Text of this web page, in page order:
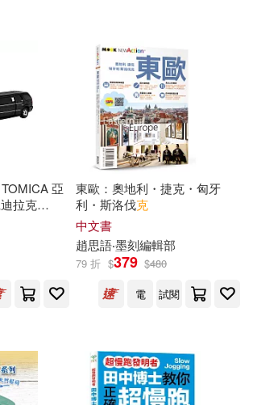
語教學大綱研訂組 等(1
李盟(13)
考古研究院(13)
蔣育荏(13)
出版社(76)
出版社(76)
社(76)
社(75)
亞
拉克
汽車 休
美小汽車
東歐：奧地利・捷克・匈牙
利・斯洛伐克
中文書
趙思語‧墨刻編輯部
79 折 $379 $480
電
試閱